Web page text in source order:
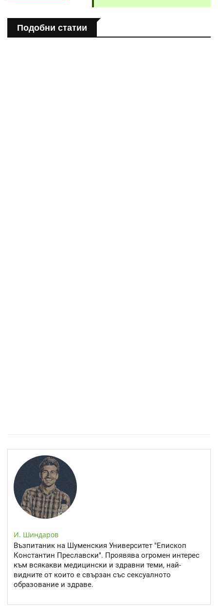
Подобни статии
И. Шиндаров
Възпитаник на Шуменския Университет "Епископ
Константин Преславски". Проявява огромен интерес
към всякакви медицински и здравни теми, най-
видните от които е свързан със сексуалното
образование и здраве.